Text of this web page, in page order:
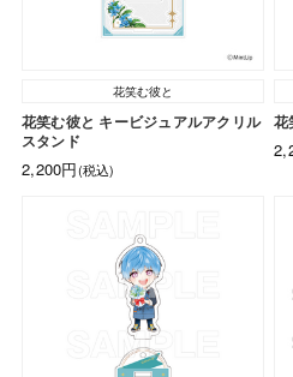
花笑む彼と
花笑む彼と キービジュアルアクリル
スタンド
2,200円(税込)
花